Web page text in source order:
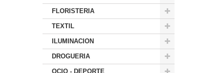
FLORISTERIA
TEXTIL
ILUMINACION
DROGUERIA
OCIO - DEPORTE